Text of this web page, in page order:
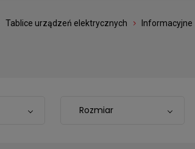
Tablice urządzeń elektrycznych Informacyjne
Rozmiar